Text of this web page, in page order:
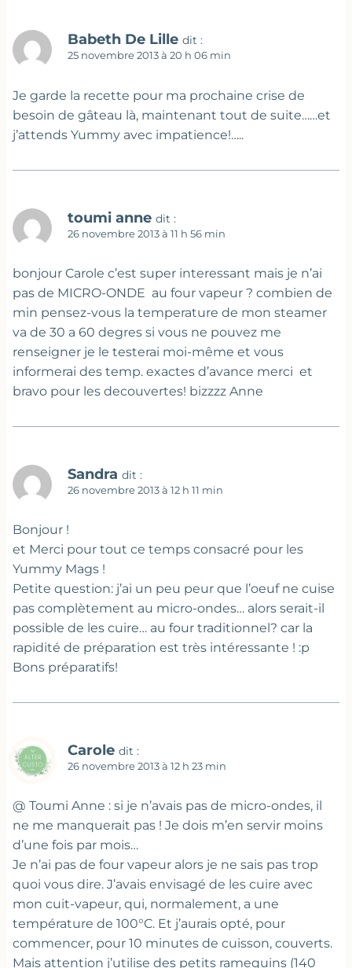
Babeth De Lille dit :
25 novembre 2013 à 20 h 06 min
Je garde la recette pour ma prochaine crise de
besoin de gâteau là, maintenant tout de suite……et
j’attends Yummy avec impatience!…..
toumi anne dit :
26 novembre 2013 à 11 h 56 min
bonjour Carole c’est super interessant mais je n’ai
pas de MICRO-ONDE au four vapeur ? combien de
min pensez-vous la temperature de mon steamer
va de 30 a 60 degres si vous ne pouvez me
renseigner je le testerai moi-même et vous
informerai des temp. exactes d’avance merci et
bravo pour les decouvertes! bizzzz Anne
Sandra dit :
26 novembre 2013 à 12 h 11 min
Bonjour !
et Merci pour tout ce temps consacré pour les
Yummy Mags !
Petite question: j’ai un peu peur que l’oeuf ne cuise
pas complètement au micro-ondes… alors serait-il
possible de les cuire… au four traditionnel? car la
rapidité de préparation est très intéressante ! :p
Bons préparatifs!
Carole dit :
26 novembre 2013 à 12 h 23 min
@ Toumi Anne : si je n’avais pas de micro-ondes, il
ne me manquerait pas ! Je dois m’en servir moins
d’une fois par mois…
Je n’ai pas de four vapeur alors je ne sais pas trop
quoi vous dire. J’avais envisagé de les cuire avec
mon cuit-vapeur, qui, normalement, a une
température de 100°C. Et j’aurais opté, pour
commencer, pour 10 minutes de cuisson, couverts.
Mais attention j’utilise des petits ramequins (140